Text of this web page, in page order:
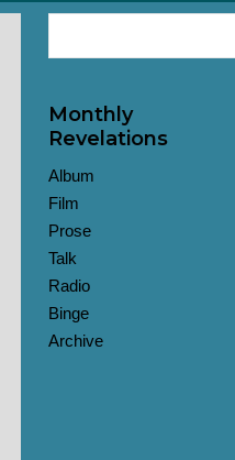
Monthly
Revelations
Album
Film
Prose
Talk
Radio
Binge
Archive